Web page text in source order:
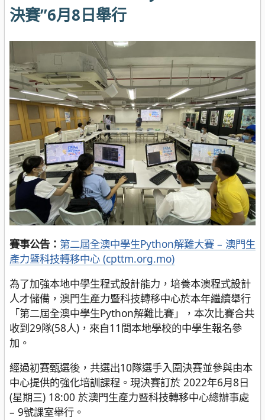
決賽”6月8日舉行
賽事公告： 第二屆全澳中學生Python解難大賽 – 澳門生
產力暨科技轉移中心 (cpttm.org.mo)
為了加強本地中學生程式設計能力，培養本澳程式設計
人才儲備，澳門生產力暨科技轉移中心於本年繼續舉行
「第二屆全澳中學生Python解難比賽」，本次比賽合共
收到29隊(58人)，來自11間本地學校的中學生報名參
加。
經過初賽甄選後，共選出10隊選手入圍決賽並參與由本
中心提供的強化培訓課程。現決賽訂於 2022年6月8日
(星期三) 18:00 於澳門生產力暨科技轉移中心總辦事處
– 9號課室舉行。